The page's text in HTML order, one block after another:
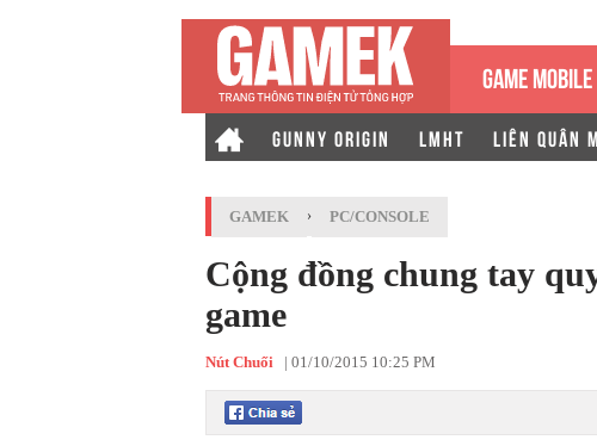
GAME MOBILE
GUNNY ORIGIN LMHT LIÊN QUÂN
GAMEK › PC/CONSOLE
Cộng đồng chung tay
game
Nút Chuối | 01/10/2015 10:25 PM